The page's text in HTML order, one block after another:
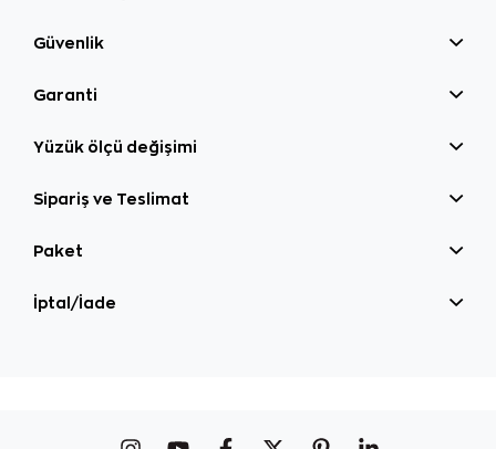
Güvenlik
Garanti
Yüzük ölçü değişimi
Sipariş ve Teslimat
Paket
İptal/İade